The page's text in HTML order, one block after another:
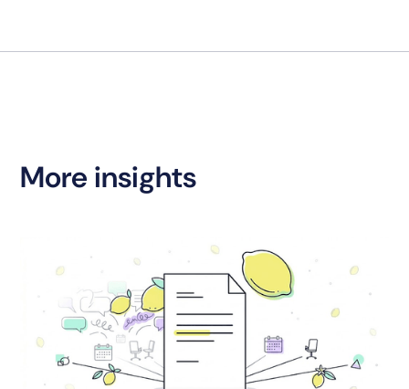
More insights